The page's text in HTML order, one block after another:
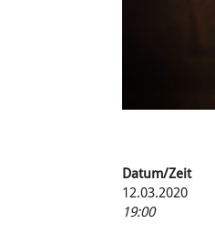
Datum/Zeit
12.03.2020
19:00